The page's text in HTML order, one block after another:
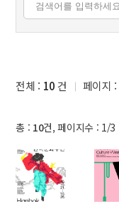
전체 : 10건 페이지 :
총 : 10건, 페이지수 : 1/3